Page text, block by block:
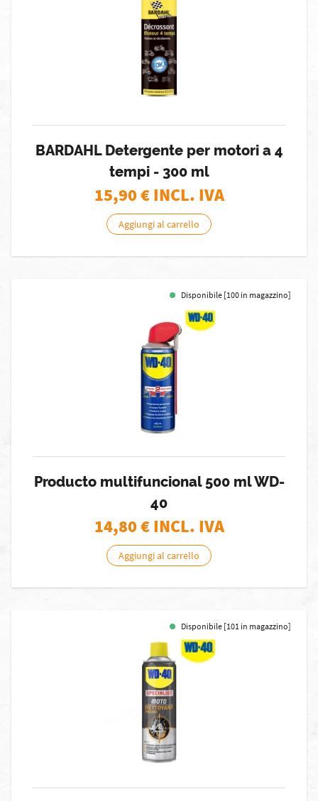
BARDAHL Detergente per motori a 4
tempi - 300 ml
15,90€ INCL. IVA
Aggiungi al carrello
Disponibile [100 in magazzino]
Producto multifuncional 500 ml WD-
40
14,80€ INCL. IVA
Aggiungi al carrello
Disponibile [101 in magazzino]